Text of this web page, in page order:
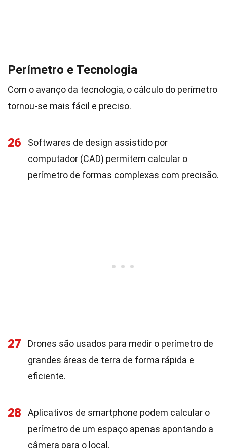
Perímetro e Tecnologia
Com o avanço da tecnologia, o cálculo do perímetro
tornou-se mais fácil e preciso.
26
Softwares de design assistido por
computador (CAD) permitem calcular o
perímetro de formas complexas com precisão.
27
Drones são usados para medir o perímetro de
grandes áreas de terra de forma rápida e
eficiente.
28
Aplicativos de smartphone podem calcular o
perímetro de um espaço apenas apontando a
câmera para o local.